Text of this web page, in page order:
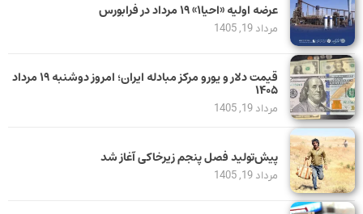
عرضه اولیه «احیا۱» ۱۹ مرداد در فرابورس
مرداد 19, 1405
قیمت دلار و یورو مرکز مبادله ایران؛ امروز دوشنبه ۱۹ مرداد
۱۴۰۵
مرداد 19, 1405
پیش‌تولید فصل پنجم زیرخاکی آغاز شد
مرداد 19, 1405